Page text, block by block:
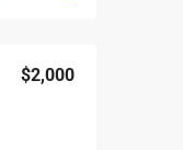
$2,000